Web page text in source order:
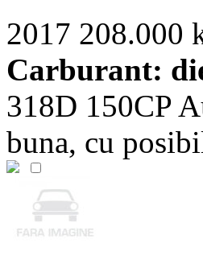
2017 208.000
Carburant:
318D 150CP
buna, cu